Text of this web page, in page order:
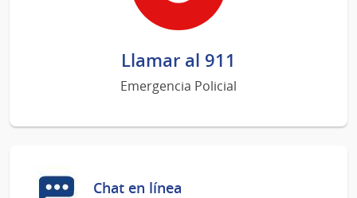
Llamar al 911
Emergencia Policial
Chat en línea